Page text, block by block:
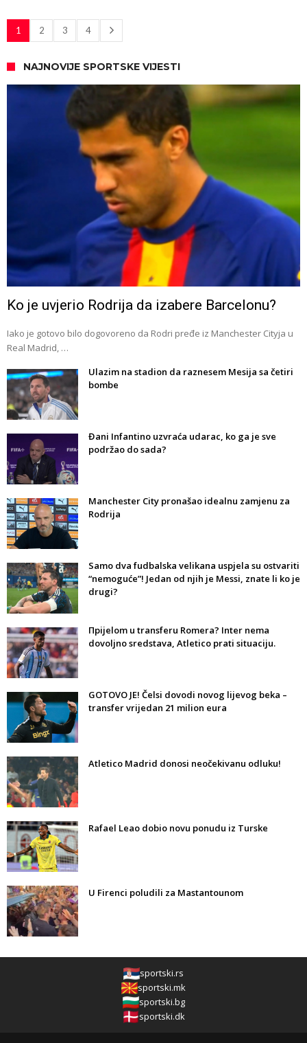
1 2 3 4
NAJNOVIJE SPORTSKE VIJESTI
Ko je uvjerio Rodrija da izabere Barcelonu?
Iako je gotovo bilo dogovoreno da Rodri pređe iz Manchester Cityja u
Real Madrid, …
Ulazim na stadion da raznesem Mesija sa četiri
bombe
Đani Infantino uzvraća udarac, ko ga je sve
podržao do sada?
Manchester City pronašao idealnu zamjenu za
Rodrija
Samo dva fudbalska velikana uspjela su ostvariti
“nemoguće”! Jedan od njih je Messi, znate li ko je
drugi?
Прijelom u transferu Romera? Inter nema
dovoljno sredstava, Atletico prati situaciju.
GOTOVO JE! Čelsi dovodi novog lijevog beka –
transfer vrijedan 21 milion eura
Atletico Madrid donosi neočekivanu odluku!
Rafael Leao dobio novu ponudu iz Turske
U Firenci poludili za Mastantounom
sportski.rs
sportski.mk
sportski.bg
sportski.dk